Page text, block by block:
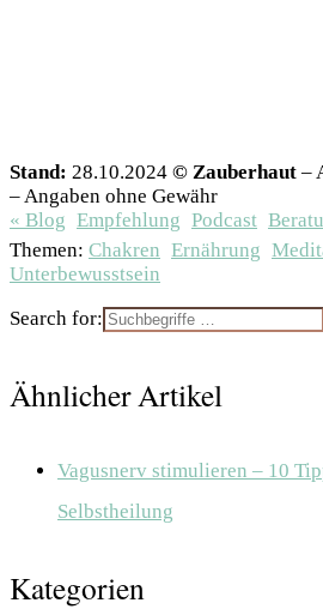
Stand: 28.10.2024 © Zauberhaut –
– Angaben ohne Gewähr
« Blog Empfehlung Podcast
Themen: Chakren Ernährung
Unterbewusstsein
Search for:
Ähnlicher Artikel
Vagusnerv stimulieren – 10
Selbstheilung
Kategorien